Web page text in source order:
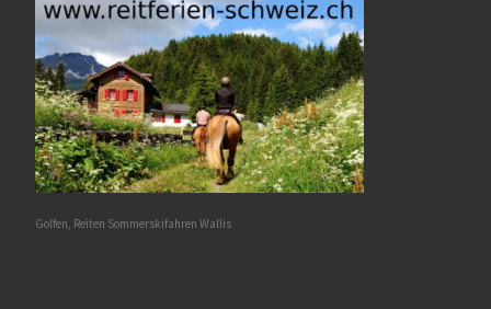
Golfen, Reiten Sommerskifahren Wallis